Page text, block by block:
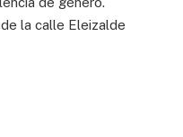
la calle Eleizalde